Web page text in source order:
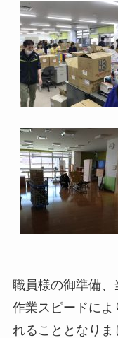
職員様の御準備
作業スピードによ
れることとなりま